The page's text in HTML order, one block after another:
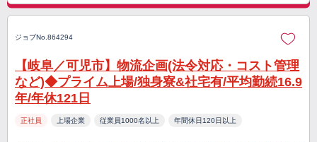
ジョブNo.864294
【岐阜／可児市】物流企画(法令対応・コスト管理
など)◆プライム上場/独身寮&社宅有/平均勤続16.9
年/年休121日
正社員 上場企業 従業員1000名以上 年間休日120日以上